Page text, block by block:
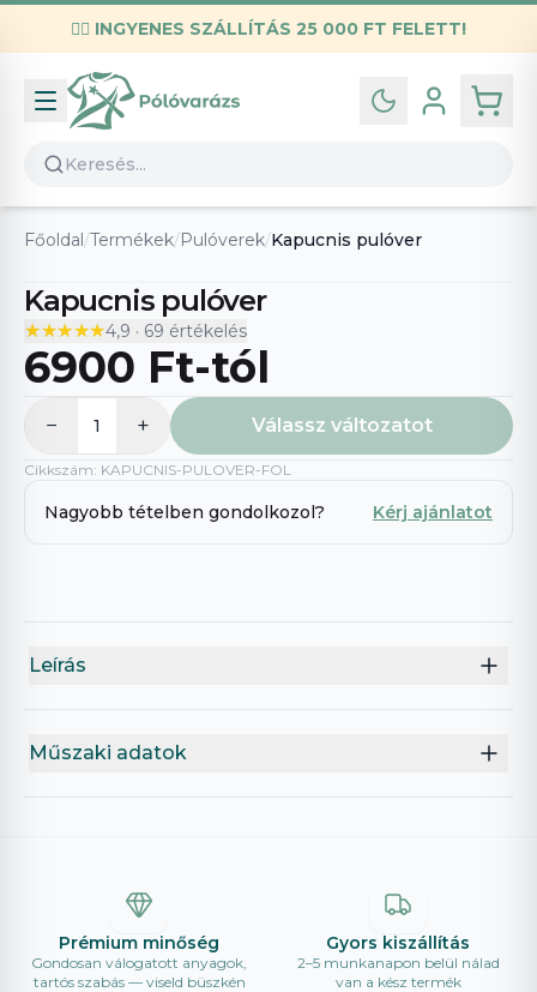
✌🏼 INGYENES SZÁLLÍTÁS 25 000 FT FELETT!
Infó
Kapcsolat
GYIK
Általános szerződési feltételek
Adatvédelmi nyilatkozat
Főoldal /Termékek/Pulóverek/Kapucnis pulóver
Kapucnis pulóver
★★★★★
★★★★★4,9 · 69 értékelés
6900 Ft-tól
− 1 + Válassz változatot
Cikkszám: KAPUCNIS-PULOVER-FOL
Nagyobb tételben gondolkozol? Kérj ajánlatot
Leírás
Műszaki adatok
Prémium minőség
Gondosan válogatott anyagok,
tartós szabás — viseld büszkén
Gyors kiszállítás
2–5 munkanapon belül nálad
van a kész termék